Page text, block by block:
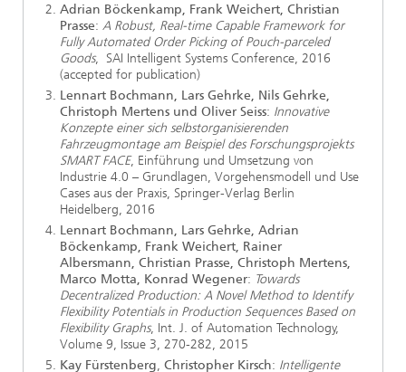
Adrian Böckenkamp, Frank Weichert, Christian
Prasse: A Robust, Real-time Capable Framework for
Fully Automated Order Picking of Pouch-parceled
Goods, SAI Intelligent Systems Conference, 2016
(accepted for publication)
Lennart Bochmann, Lars Gehrke, Nils Gehrke,
Christoph Mertens und Oliver Seiss: Innovative
Konzepte einer sich selbstorganisierenden
Fahrzeugmontage am Beispiel des Forschungsprojekts
SMART FACE, Einführung und Umsetzung von
Industrie 4.0 – Grundlagen, Vorgehensmodell und Use
Cases aus der Praxis, Springer-Verlag Berlin
Heidelberg, 2016
Lennart Bochmann, Lars Gehrke, Adrian
Böckenkamp, Frank Weichert, Rainer
Albersmann, Christian Prasse, Christoph Mertens,
Marco Motta, Konrad Wegener: Towards
Decentralized Production: A Novel Method to Identify
Flexibility Potentials in Production Sequences Based on
Flexibility Graphs, Int. J. of Automation Technology,
Volume 9, Issue 3, 270-282, 2015
Kay Fürstenberg, Christopher Kirsch: Intelligente